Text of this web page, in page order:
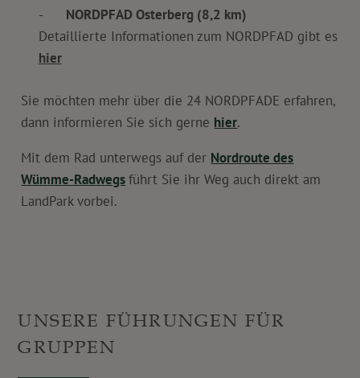
NORDPFAD Osterberg (8,2 km)
Detaillierte Informationen zum NORDPFAD gibt es
hier
Sie möchten mehr über die 24 NORDPFADE erfahren,
dann informieren Sie sich gerne hier.
Mit dem Rad unterwegs auf der Nordroute des
Wümme-Radwegs führt Sie ihr Weg auch direkt am
LandPark vorbei.
UNSERE FÜHRUNGEN FÜR
GRUPPEN